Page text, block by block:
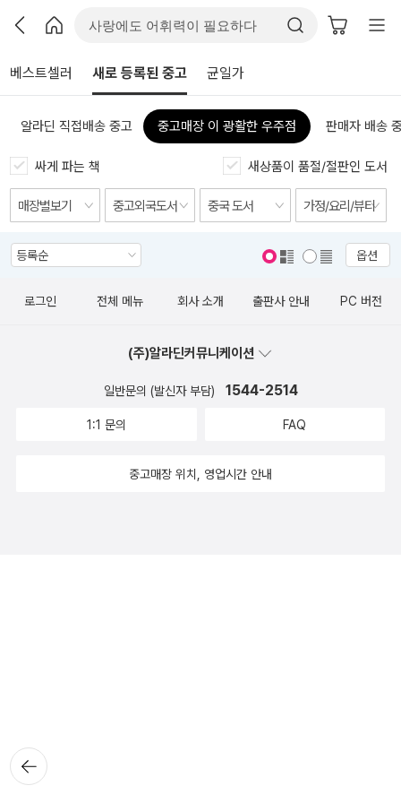
베스트셀러 새로 등록된 중고 균일가
알라딘 직접배송 중고 중고매장 이 광활한 우주점 판매자 배송
싸게 파는 책 새상품이 품절/절판인 도서
옵션
뒤로가
기
로그인 전체 메뉴 회사 소개 출판사 안내 PC 버전
(주)알라딘커뮤니케이션
일반문의 (발신자 부담) 1544-2514
1:1 문의 FAQ
중고매장 위치, 영업시간 안내